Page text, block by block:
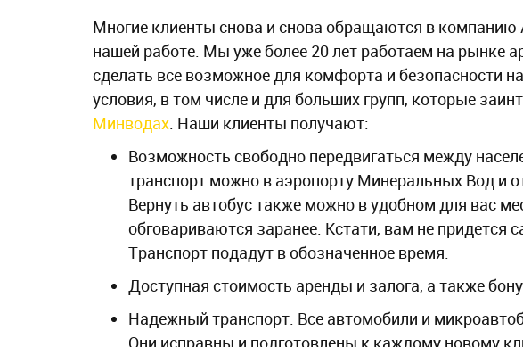
Многие клиенты снова и снова обращаются в
нашей работе. Мы уже более 20 лет работаем на рынке
сделать все возможное для комфорта и безопасности
условия, в том числе и для больших групп, которые
Минводах. Наши клиенты получают:
Возможность свободно передвигаться между
транспорт можно в аэропорту Минеральных Вод и
Вернуть автобус также можно в удобном для вас
обговариваются заранее. Кстати, вам не придется
Транспорт подадут в обозначенное время.
Доступная стоимость аренды и залога, а также
Надежный транспорт. Все автомобили и